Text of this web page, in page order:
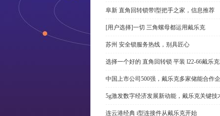
阜新 直角回转锁带l型把手之家，信息推荐
[用户选择]一切 三角螺母都运用戴乐克
苏州 安全锁服务热线，别具匠心
选择一个好的 直角回转锁 平装 l22-66戴乐
中国上市公司500强，戴乐克多家储能合作
5g激发数字经济发展新动能，戴乐克关键技
连云港经典 i型连接件从戴乐克开始